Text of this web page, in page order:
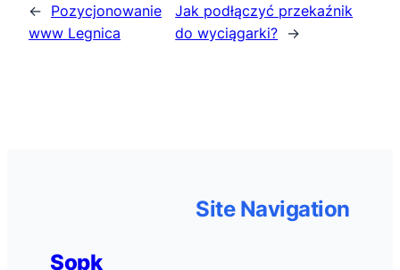
← Pozycjonowanie
www Legnica
Jak podłączyć przekaźnik
do wyciągarki? →
Sopk
Site Navigation